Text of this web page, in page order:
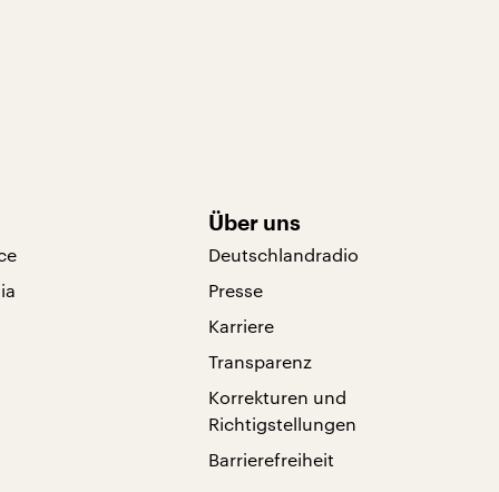
Über uns
Deutschlandradio
Presse
Karriere
Transparenz
Korrekturen und
Richtigstellungen
Barrierefreiheit